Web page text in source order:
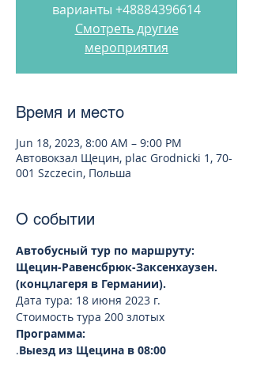
варианты +48884396614
Смотреть другие
мероприятия
Время и место
Jun 18, 2023, 8:00 AM – 9:00 PM
Автовокзал Щецин, plac Grodnicki 1, 70-
001 Szczecin, Польша
О событии
Автобусный тур по маршруту:
Щецин-Равенсбрюк-Заксенхаузен.
(концлагеря в Германии).
Дата тура: 18 июня 2023 г.
Стоимость тура 200 злотых
Программа:
.Выезд из Щецина в 08:00